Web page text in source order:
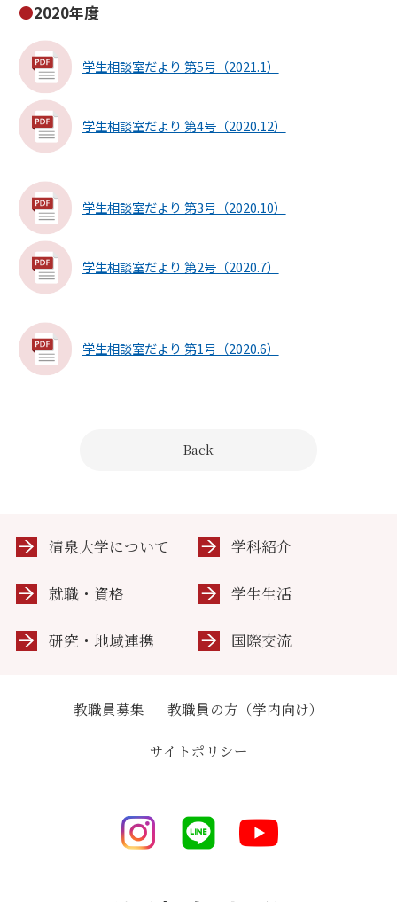
2020年度
学生相談室だより 第5号（2021.1）
学生相談室だより 第4号（2020.12）
学生相談室だより 第3号（2020.10）
学生相談室だより 第2号（2020.7）
学生相談室だより 第1号（2020.6）
Back
清泉大学について 学科紹介
就職・資格 学生生活
研究・地域連携 国際交流
教職員募集 教職員の方（学内向け）
サイトポリシー